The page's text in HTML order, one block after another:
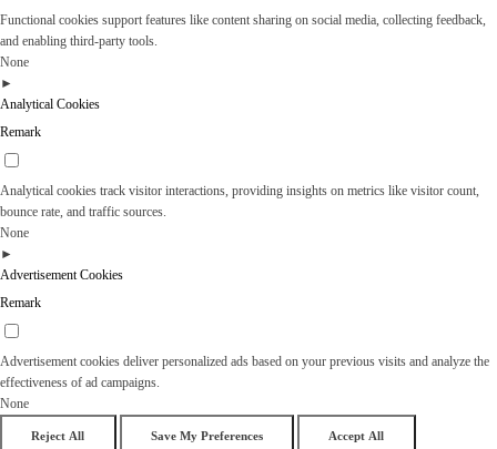
Functional cookies support features like content sharing on social media, collecting feedback,
and enabling third-party tools.
None
►
Analytical Cookies
Remark
Analytical cookies track visitor interactions, providing insights on metrics like visitor count,
bounce rate, and traffic sources.
None
►
Advertisement Cookies
Remark
Advertisement cookies deliver personalized ads based on your previous visits and analyze the
effectiveness of ad campaigns.
None
Reject All Save My Preferences Accept All